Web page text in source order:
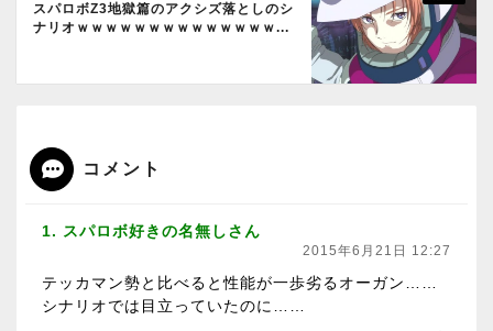
スパロボZ3地獄篇のアクシズ落としのシ
ナリオｗｗｗｗｗｗｗｗｗｗｗｗｗｗ...
コメント
1. スパロボ好きの名無しさん
2015年6月21日 12:27
テッカマン勢と比べると性能が一歩劣るオーガン……
シナリオでは目立っていたのに……